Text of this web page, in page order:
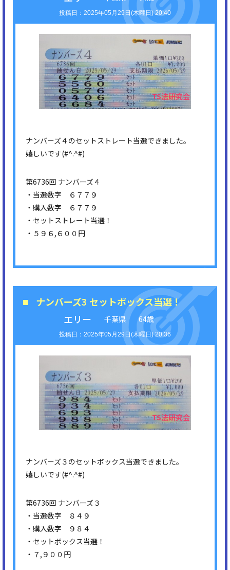
2025年05月29日(木曜日) 20:40
ナンバーズ４のセットストレート当選できました。
嬉しいです(#^.^#)
第6736回 ナンバーズ４
・当選数字 ６７７９
・購入数字 ６７７９
・セットストレート当選！
・５９６,６００円
ナンバーズ3 セットボックス当選！
エリー
千葉県 64歳
2025年05月29日(木曜日) 20:36
ナンバーズ３のセットボックス当選できました。
嬉しいです(#^.^#)
第6736回 ナンバーズ３
・当選数字 ８４９
・購入数字 ９８４
・セットボックス当選！
・７,９００円